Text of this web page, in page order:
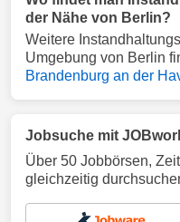
der Nähe von Berlin?
Weitere
Umgebung von Berlin
Brandenburg an der
Jobsuche mit
Über 50 Jobbörsen,
gleichzeitig